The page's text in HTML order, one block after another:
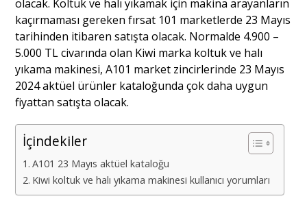
olacak. Koltuk ve halı yıkamak için makina arayanların
kaçırmaması gereken fırsat 101 marketlerde 23 Mayıs
tarihinden itibaren satışta olacak. Normalde 4.900 –
5.000 TL civarında olan Kiwi marka koltuk ve halı
yıkama makinesi, A101 market zincirlerinde 23 Mayıs
2024 aktüel ürünler kataloğunda çok daha uygun
fiyattan satışta olacak.
İçindekiler
A101 23 Mayıs aktüel kataloğu
Kiwi koltuk ve halı yıkama makinesi kullanıcı yorumları